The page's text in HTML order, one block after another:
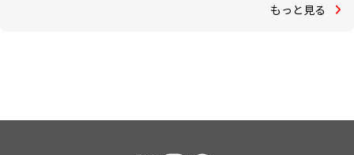
もっと見る